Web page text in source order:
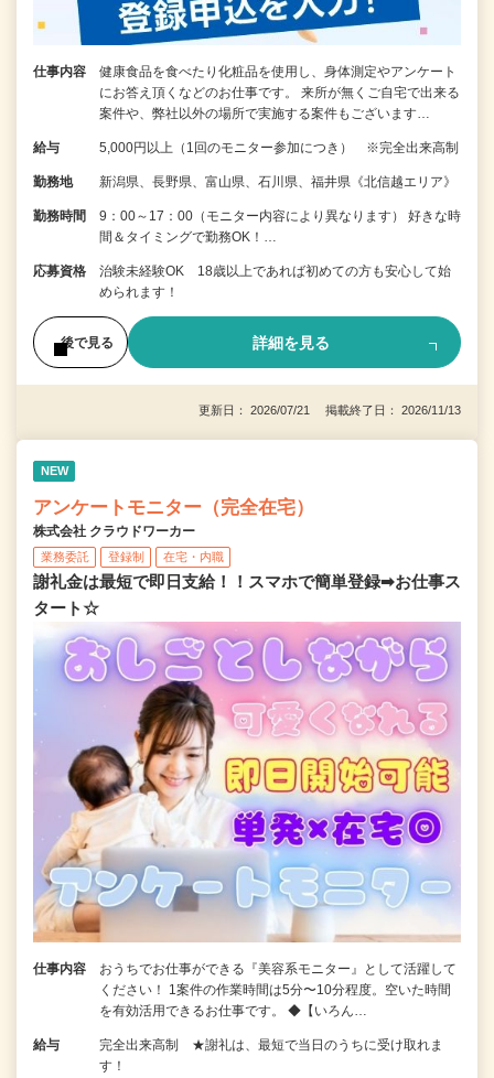
仕事内容
健康食品を食べたり化粧品を使用し、身体測定やアンケート
にお答え頂くなどのお仕事です。 来所が無くご自宅で出来る
案件や、弊社以外の場所で実施する案件もございます…
給与 5,000円以上（1回のモニター参加につき） ※完全出来高制
勤務地 新潟県、長野県、富山県、石川県、福井県《北信越エリア》
勤務時間
9：00～17：00（モニター内容により異なります） 好きな時
間＆タイミングで勤務OK！…
応募資格
治験未経験OK 18歳以上であれば初めての方も安心して始
められます！
後で見る 詳細を見る
更新日： 2026/07/21 掲載終了日： 2026/11/13
NEW
アンケートモニター（完全在宅）
株式会社 クラウドワーカー
業務委託 登録制 在宅・内職
謝礼金は最短で即日支給！！スマホで簡単登録➡お仕事ス
タート☆
仕事内容
おうちでお仕事ができる『美容系モニター』として活躍して
ください！ 1案件の作業時間は5分〜10分程度。空いた時間
を有効活用できるお仕事です。 ◆【いろん…
給与
完全出来高制 ★謝礼は、最短で当日のうちに受け取れま
す！